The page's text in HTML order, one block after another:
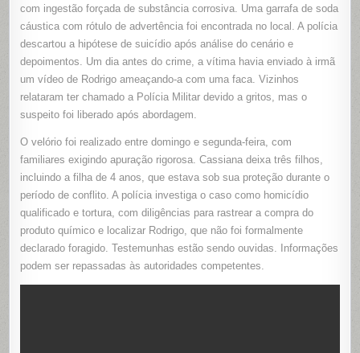
com ingestão forçada de substância corrosiva. Uma garrafa de soda
cáustica com rótulo de advertência foi encontrada no local. A polícia
descartou a hipótese de suicídio após análise do cenário e
depoimentos. Um dia antes do crime, a vítima havia enviado à irmã
um vídeo de Rodrigo ameaçando-a com uma faca. Vizinhos
relataram ter chamado a Polícia Militar devido a gritos, mas o
suspeito foi liberado após abordagem.
O velório foi realizado entre domingo e segunda-feira, com
familiares exigindo apuração rigorosa. Cassiana deixa três filhos,
incluindo a filha de 4 anos, que estava sob sua proteção durante o
período de conflito. A polícia investiga o caso como homicídio
qualificado e tortura, com diligências para rastrear a compra do
produto químico e localizar Rodrigo, que não foi formalmente
declarado foragido. Testemunhas estão sendo ouvidas. Informações
podem ser repassadas às autoridades competentes.